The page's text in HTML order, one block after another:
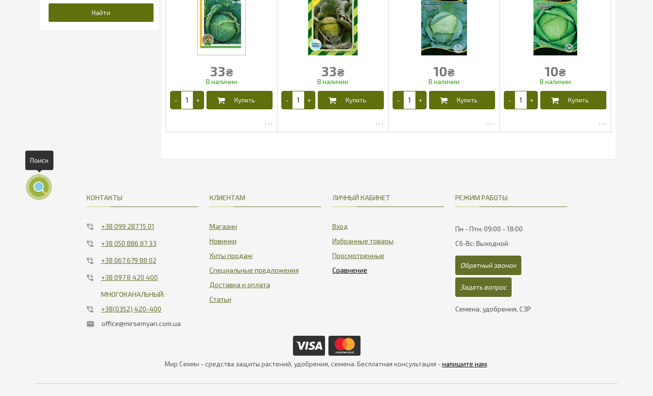
33₴ 33₴ 10₴ 10₴
КОНТАКТЫ
+38 099 287 15 01
+38 050 886 87 33
+38 067 679 88 02
+38 097 8 420 400
МНОГОКАНАЛЬНЫЙ:
+38(0352) 420-400
office@mirsemyan.com.ua
КЛИЕНТАМ
Магазин
Новинки
Хиты продаж
Специальные предложения
Доставка и оплата
Статьи
ЛИЧНЫЙ КАБИНЕТ
Вход
Избранные товары
Просмотренные
РЕЖИМ РАБОТЫ
Пн - Птн: 09:00 - 18:00
Сб-Вс: Выходной
Обратный звонок
Задать вопрос
Семена, удобрения, СЗР
Мир Семян - средства защиты растений, удобрения, семена. Бесплатная консультация - напишите нам.
Поиск